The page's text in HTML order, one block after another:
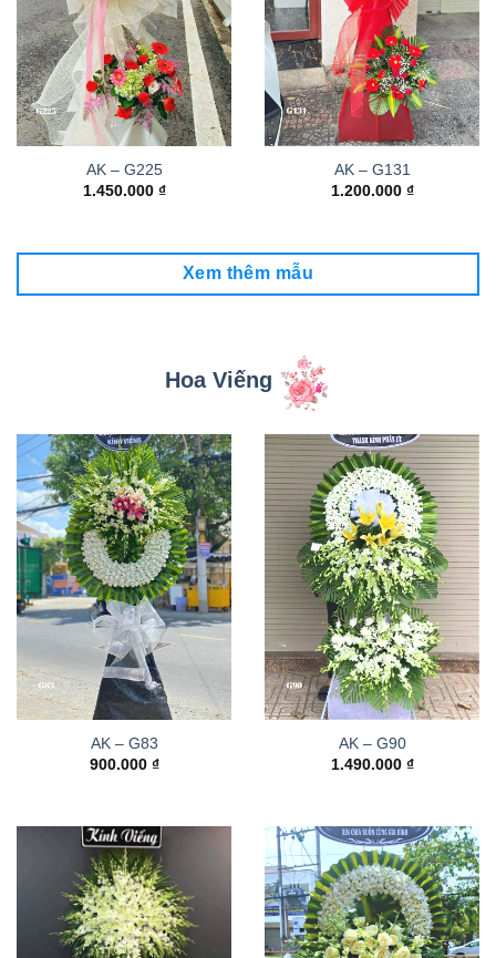
AK – G225
1.450.000 ₫
AK – G131
1.200.000 ₫
Xem thêm mẫu
Hoa Viếng
AK – G83
900.000 ₫
AK – G90
1.490.000 ₫